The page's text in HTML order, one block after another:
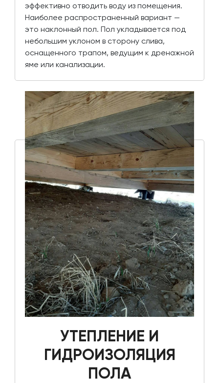
эффективно отводить воду из помещения.
Наиболее распространенный вариант —
это наклонный пол. Пол укладывается под
небольшим уклоном в сторону слива,
оснащенного трапом, ведущим к дренажной
яме или канализации.
УТЕПЛЕНИЕ И
ГИДРОИЗОЛЯЦИЯ
ПОЛА